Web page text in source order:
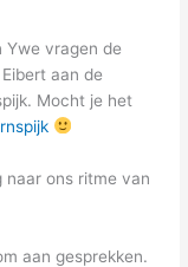
Ywe vragen de
aan de
Mocht je het
naar ons ritme van
aan gesprekken.